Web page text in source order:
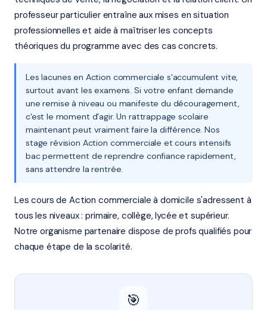
professeur particulier entraîne aux mises en situation
professionnelles et aide à maîtriser les concepts
théoriques du programme avec des cas concrets.
Les lacunes en Action commerciale s'accumulent vite,
surtout avant les examens. Si votre enfant demande
une remise à niveau ou manifeste du découragement,
c'est le moment d'agir. Un rattrappage scolaire
maintenant peut vraiment faire la différence. Nos
stage révision Action commerciale et cours intensifs
bac permettent de reprendre confiance rapidement,
sans attendre la rentrée.
Les cours de Action commerciale à domicile s'adressent à
tous les niveaux : primaire, collège, lycée et supérieur.
Notre organisme partenaire dispose de profs qualifiés pour
chaque étape de la scolarité.
🎯